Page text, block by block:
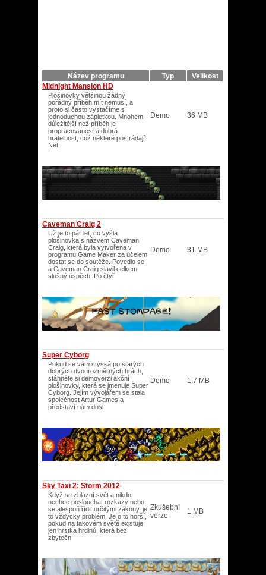
Název programu Typ
Velikost
Midnight Mansion HD
Plošinovky většinou žádný
pořádný příběh mít nemusí, a
proto si často vystačíme s
jednoduchou zápletkou. Mnohem
důležitější než příběh je
propracovanost a dobrá
hratelnost, což některé postrádají.
Net
Demo 36 MB
Caveman Craig 2
Už je to pár let, co vyšla
plošinovka s názvem Caveman
Craig, která byla vytvořena v
programu Game Maker za účelem
dostat se do soutěže. Povedlo se
a Caveman Craig slavil celkem
slušný úspěch. Po čtyř
Demo 31 MB
Super Cyborg
Pokud se vám stýská po starých
dobrých dvourozměrných hrách,
stáhněte si demoverzi akční
plošinovky, která se jmenuje Super
Cyborg. Jejím vývojářem se stala
společnost Artur Games a
představí nám dosl
Demo 1,7 MB
Sky Taxi 2: Storm 2012
Když se zblázní svět a nikdo
nechce poslouchat rozkazy nebo
se alespoň řídit určitými zákony, je
to vždycky problém. Je o to horší,
pokud na takovém světě existuje
jen hrstka hrdinů, která bez
zbytečn
Zkušební
verze
1 MB